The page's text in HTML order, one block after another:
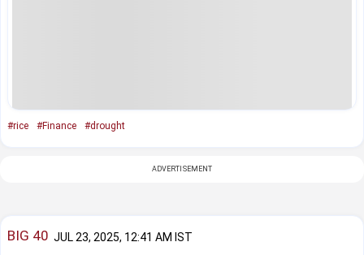
#rice #Finance #drought
ADVERTISEMENT
BIG 40 JUL 23, 2025, 12:41 AM IST